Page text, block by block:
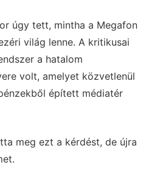
úgy tett, mintha a Megafon
világ lenne. A kritikusai
a hatalom
volt, amelyet közvetlenül
épített médiatér
meg ezt a kérdést, de újra